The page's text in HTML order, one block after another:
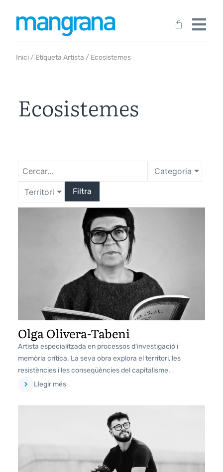
Inici / Etiqueta Artista / Ecosistemes
Ecosistemes
Categoria
Territori Filtra
Olga Olivera-Tabeni
Artista especialitzada en processos d’investigació i
memòria crítica. La seva obra explora el territori, les
resistències i les conseqüències del capitalisme.
Llegir més